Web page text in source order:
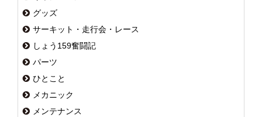
グッズ
サーキット・走行会・レース
しょう159奮闘記
パーツ
ひとこと
メカニック
メンテナンス